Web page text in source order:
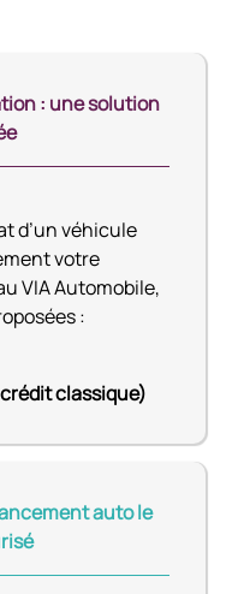
: une solution
d’un véhicule
votre
VIA Automobile,
:
classique)
auto le